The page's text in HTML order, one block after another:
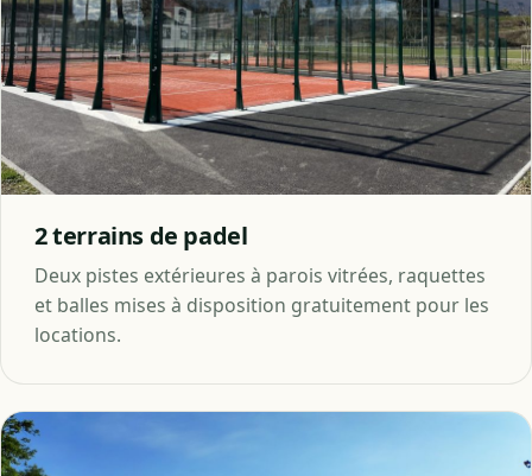
2 terrains de padel
Deux pistes extérieures à parois vitrées, raquettes
et balles mises à disposition gratuitement pour les
locations.